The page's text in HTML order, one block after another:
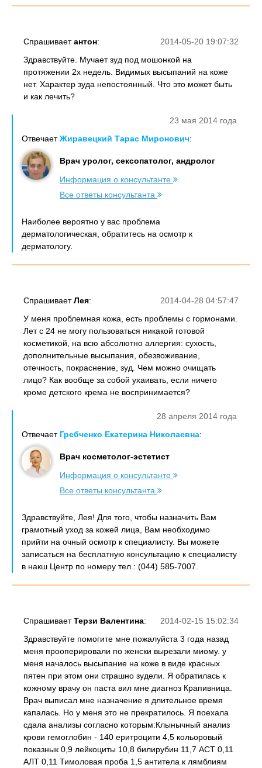
2014-05-20 19:07:32
Спрашиваетантон:
Здравствуйте. Мучает зуд под мошонкой на
протяжении 2х недель. Видимых высыпаний на коже
нет. Характер зуда непостоянный. Что это может быть
и как лечить?
23 мая 2014 года
ОтвечаетЖиравецкий Тарас Миронович:
Врач уролог, сексопатолог, андролог
Информация о консультанте
Все ответы консультанта
Наиболее вероятно у вас проблема
дерматологическая, обратитесь на осмотр к
дерматологу.
2014-04-28 04:57:47
СпрашиваетЛея:
У меня проблемная кожа, есть проблемы с гормонами.
Лет с 24 не могу пользоваться никакой готовой
косметикой, на всю абсолютно аллергия: сухость,
дополнительные высыпания, обезвоживание,
отечность, покраснение, зуд. Чем можно очищать
лицо? Как вообще за собой ухаивать, если ничего
кроме детского крема не воспринимается?
28 апреля 2014 года
Отвечает Гребченко Екатерина Николаевна:
Врач косметолог-эстетист
Информация о консультанте
Все ответы консультанта
Здравствуйте, Лея! Для того, чтобы назначить Вам
грамотный уход за кожей лица, Вам необходимо
прийти на очный осмотр к специалисту. Вы можете
записаться на бесплатную консультацию к специалисту
в накш Центр по номеру тел.: (044) 585-7007.
2014-02-15 15:02:34
СпрашиваетТерзи Валентина:
Здравствуйте помогите мне пожалуйста 3 года назад
меня прооперировали по женски вырезали миому. у
меня началось высыпание на коже в виде красных
пятен при этом они страшно зудели. Я обратилась к
кожному врачу он паста вил мне диагноз Крапивница.
Врач выписал мне назначение я длительное время
капалась. Но у меня это не прекратилось. Я поехала
сдала анализы согласно которым:Клынычный анализ
крови гемоглобин - 140 еритроцити 4,5 кольоровый
показнык 0,9 лейкоциты 10,8 билирубин 11,7 АСТ 0,11
АЛТ 0,11 Тимоловая проба 1,5 антитела к лямблиям